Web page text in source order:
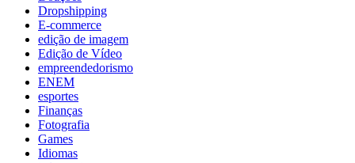
Dropshipping
E-commerce
edição de imagem
Edição de Vídeo
empreendedorismo
ENEM
esportes
Finanças
Fotografia
Games
Idiomas